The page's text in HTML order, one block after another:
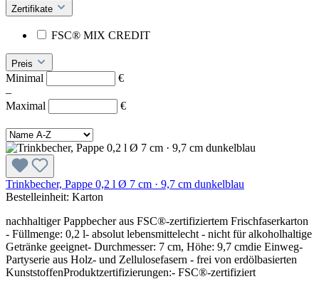
Zertifikate
FSC® MIX CREDIT
Preis
Minimal
€
–
Maximal
€
Trinkbecher, Pappe 0,2 l Ø 7 cm · 9,7 cm dunkelblau
Bestelleinheit: Karton
nachhaltiger Pappbecher aus FSC®-zertifiziertem Frischfaserkarton
- Füllmenge: 0,2 l- absolut lebensmittelecht - nicht für alkoholhaltige
Getränke geeignet- Durchmesser: 7 cm, Höhe: 9,7 cmdie Einweg-
Partyserie aus Holz- und Zellulosefasern - frei von erdölbasierten
KunststoffenProduktzertifizierungen:- FSC®-zertifiziert